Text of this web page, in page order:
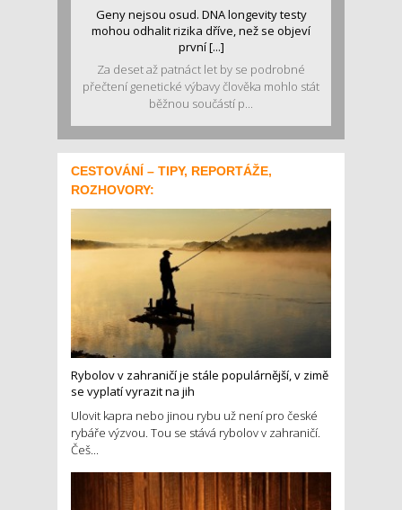
Geny nejsou osud. DNA longevity testy
mohou odhalit rizika dříve, než se objeví
první [...]
Za deset až patnáct let by se podrobné
přečtení genetické výbavy člověka mohlo stát
běžnou součástí p...
CESTOVÁNÍ – TIPY, REPORTÁŽE,
ROZHOVORY:
Rybolov v zahraničí je stále populárnější, v zimě
se vyplatí vyrazit na jih
Ulovit kapra nebo jinou rybu už není pro české
rybáře výzvou. Tou se stává rybolov v zahraničí.
Češ...